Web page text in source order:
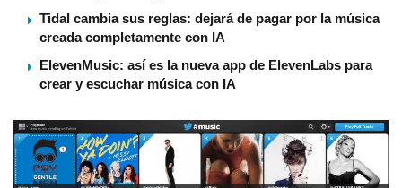
Tidal cambia sus reglas: dejará de pagar por la música
creada completamente con IA
ElevenMusic: así es la nueva app de ElevenLabs para
crear y escuchar música con IA